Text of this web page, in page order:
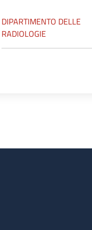
DIPARTIMENTO DELLE
RADIOLOGIE